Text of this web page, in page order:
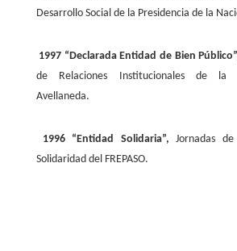
Desarrollo Social de la Presidencia de la
1997 “Declarada Entidad de Bien
de Relaciones Institucionales de la
Avellaneda.
1996 “Entidad Solidaria”,Jornadas
Solidaridad del FREPASO.